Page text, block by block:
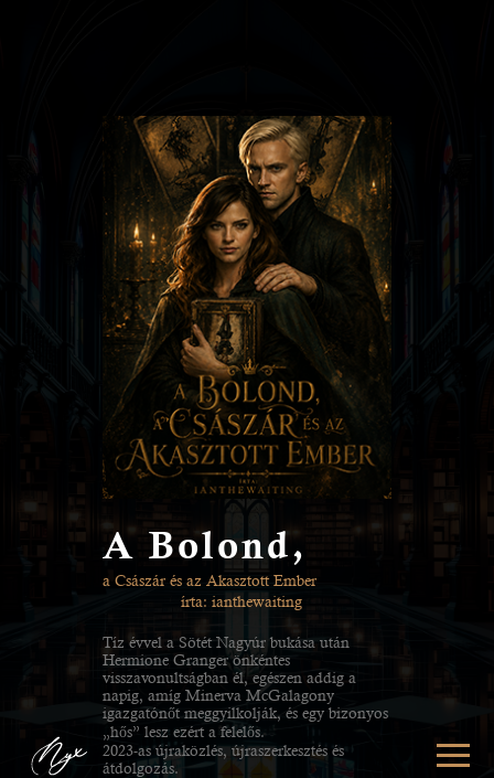
A Bolond,
a Császár és az Akasztott Ember
írta: ianthewaiting
Tíz évvel a Sötét Nagyúr bukása után
Hermione Granger önkéntes
visszavonultságban él, egészen addig a
napig, amíg Minerva McGalagony
igazgatónőt meggyilkolják, és egy bizonyos
„hős” lesz ezért a felelős.
2023-as újraközlés, újraszerkesztés és
átdolgozás.